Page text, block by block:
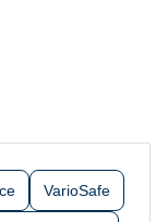
VarioSafe